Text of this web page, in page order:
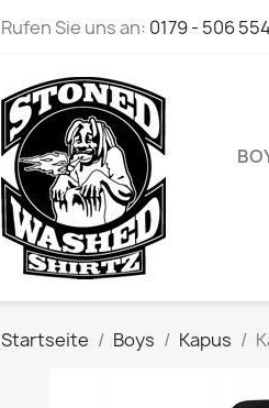
Rufen Sie uns an: 0179 - 506
Startseite Boys Kapus